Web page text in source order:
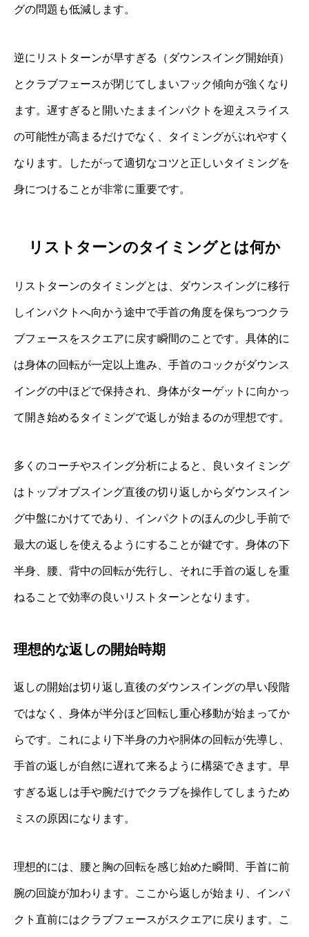
グの問題も低減します。
逆にリストターンが早すぎる（ダウンスイング開始頃）
とクラブフェースが閉じてしまいフック傾向が強くなり
ます。遅すぎると開いたままインパクトを迎えスライス
の可能性が高まるだけでなく、タイミングがぶれやすく
なります。したがって適切なコツと正しいタイミングを
身につけることが非常に重要です。
リストターンのタイミングとは何か
リストターンのタイミングとは、ダウンスイングに移行
しインパクトへ向かう途中で手首の角度を保ちつつクラ
ブフェースをスクエアに戻す瞬間のことです。具体的に
は身体の回転が一定以上進み、手首のコックがダウンス
イングの中ほどで保持され、身体がターゲットに向かっ
て開き始めるタイミングで返しが始まるのが理想です。
多くのコーチやスイング分析によると、良いタイミング
はトップオブスイング直後の切り返しからダウンスイン
グ中盤にかけてであり、インパクトのほんの少し手前で
最大の返しを使えるようにすることが鍵です。身体の下
半身、腰、背中の回転が先行し、それに手首の返しを重
ねることで効率の良いリストターンとなります。
理想的な返しの開始時期
返しの開始は切り返し直後のダウンスイングの早い段階
ではなく、身体が半分ほど回転し重心移動が始まってか
らです。これにより下半身の力や胴体の回転が先導し、
手首の返しが自然に遅れて来るように構築できます。早
すぎる返しは手や腕だけでクラブを操作してしまうため
ミスの原因になります。
理想的には、腰と胸の回転を感じ始めた瞬間、手首に前
腕の回旋が加わります。ここから返しが始まり、インパ
クト直前にはクラブフェースがスクエアに戻ります。こ